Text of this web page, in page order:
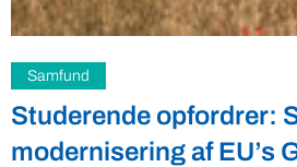
Uncategorized
Få et kig på
insektproduktion,